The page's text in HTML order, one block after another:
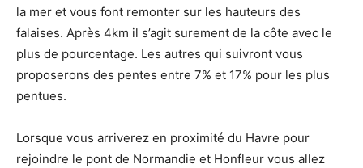
la mer et vous font remonter sur les hauteurs des
falaises. Après 4km il s’agit surement de la côte avec le
plus de pourcentage. Les autres qui suivront vous
proposerons des pentes entre 7% et 17% pour les plus
pentues.
Lorsque vous arriverez en proximité du Havre pour
rejoindre le pont de Normandie et Honfleur vous allez